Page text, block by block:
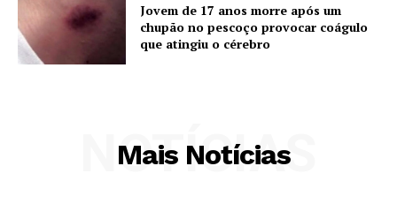
Jovem de 17 anos morre após um
chupão no pescoço provocar coágulo
que atingiu o cérebro
Mais Notícias
NOTÍCIAS